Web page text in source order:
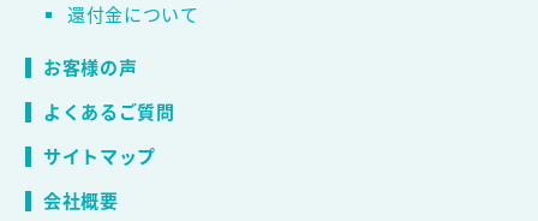
還付金について
お客様の声
よくあるご質問
サイトマップ
会社概要